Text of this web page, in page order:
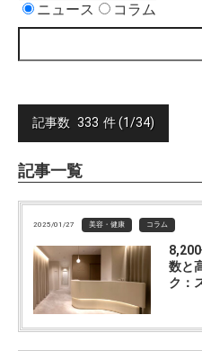
ニュース コラム
記事数 333 件 (1/34)
記事一覧
2025/01/27 美容・健康 コラム
数と
ク：